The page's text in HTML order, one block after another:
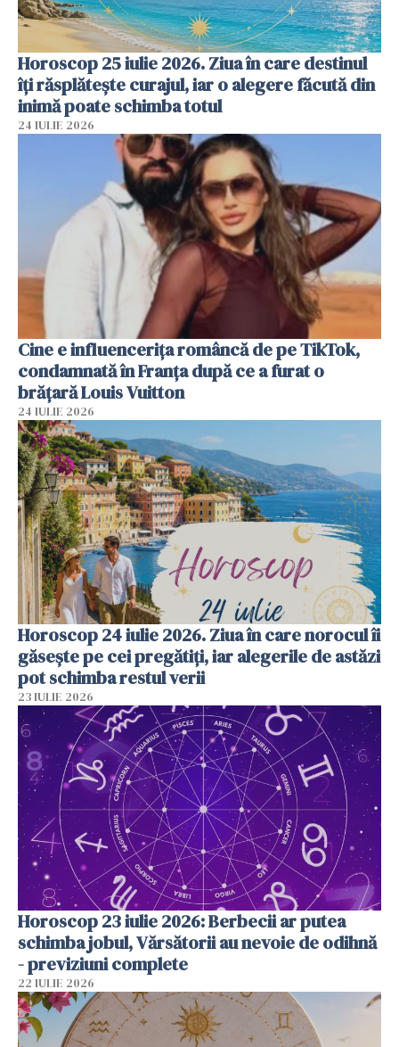
Horoscop 25 iulie 2026. Ziua în care destinul
îți răsplătește curajul, iar o alegere făcută din
inimă poate schimba totul
24 IULIE 2026
Cine e influencerița româncă de pe TikTok,
condamnată în Franța după ce a furat o
brățară Louis Vuitton
24 IULIE 2026
Horoscop 24 iulie 2026. Ziua în care norocul îi
găsește pe cei pregătiți, iar alegerile de astăzi
pot schimba restul verii
23 IULIE 2026
Horoscop 23 iulie 2026: Berbecii ar putea
schimba jobul, Vărsătorii au nevoie de odihnă
- previziuni complete
22 IULIE 2026